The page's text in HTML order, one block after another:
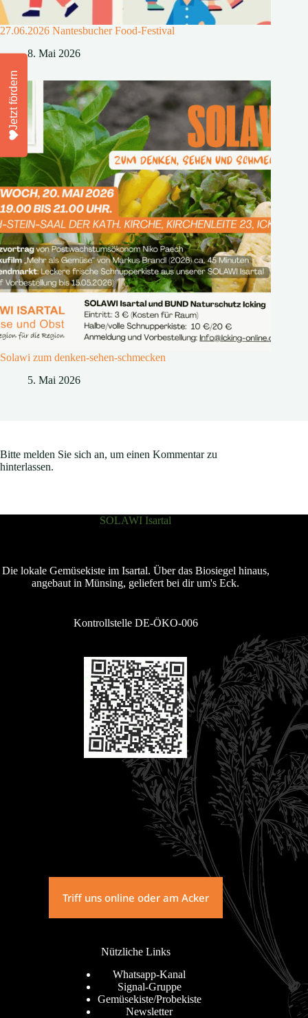
27.06.2026 Nantesbucher Food-Festival
8. Mai 2026
Solawi zum denken-sehen-schmecken
5. Mai 2026
Bitte melden Sie sich an, um einen Kommentar zu
hinterlassen.
SOLAWI Isartal
Die lokale Gemüsekiste im Isartal. Über das Biosiegel hinaus,
angebaut in Münsing, geliefert bei dir um's Eck.
Kontrollstelle DE-ÖKO-006
Triff uns online oder am Acker
Nützliche Links
Whatsapp-Kanal
Signal-Gruppe
Gemüsekiste/Probekiste
Newsletter
Jetzt fördern